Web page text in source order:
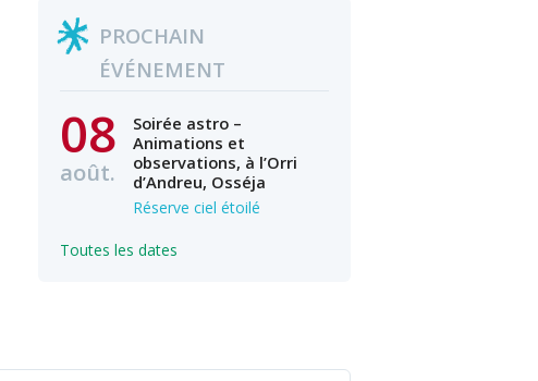
PROCHAIN
ÉVÉNEMENT
08
août.
Soirée astro –
Animations et
observations, à l’Orri
d’Andreu, Osséja
Réserve ciel étoilé
Toutes les dates